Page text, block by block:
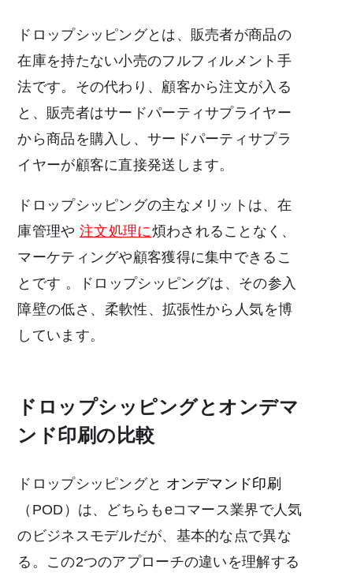
ドロップシッピングとは、販売者が商品の
在庫を持たない小売のフルフィルメント手
法です。その代わり、顧客から注文が入る
と、販売者はサードパーティサプライヤー
から商品を購入し、サードパーティサプラ
イヤーが顧客に直接発送します。
ドロップシッピングの主なメリットは、在
庫管理や 注文処理に煩わされることなく、
マーケティングや顧客獲得に集中できるこ
とです 。ドロップシッピングは、その参入
障壁の低さ、柔軟性、拡張性から人気を博
しています。
ドロップシッピングとオンデマ
ンド印刷の比較
ドロップシッピングと オンデマンド印刷
（POD）は、どちらもeコマース業界で人気
のビジネスモデルだが、基本的な点で異な
る。この2つのアプローチの違いを理解する